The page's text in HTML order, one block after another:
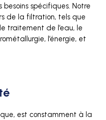
spécifiques. Notre
de la filtration, tels que
traitement de l’eau, le
l’énergie, et
est constamment à la